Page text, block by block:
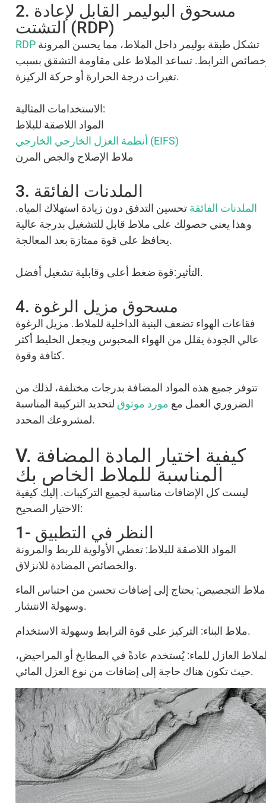
2. مسحوق البوليمر القابل لإعادة
التشتت (RDP)
RDP
الترابط. تساعد الملاط على مقاومة التشقق بسبب
تغيرات درجة الحرارة أو حركة الركيزة.
الاستخدامات المثالية:
المواد اللاصقة للبلاط
أنظمة العزل الخارجي الخارجي (EIFS)
ملاط الإصلاح والجص المرن
3. الملدنات الفائقة
الملدنات الفائقة تحسين التدفق دون زيادة استهلاك المياه.
وهذا يعني حصولك على ملاط قابل للتشغيل بدرجة عالية
يحافظ على قوة ممتازة بعد المعالجة.
التأثير:قوة ضغط أعلى وقابلية تشغيل أفضل.
4. مسحوق مزيل الرغوة
فقاعات الهواء تضعف البنية الداخلية للملاط. مزيل الرغوة
عالي الجودة يقلل من الهواء المحبوس ويجعل الخليط أكثر
كثافة وقوة.
تتوفر جميع هذه المواد المضافة بدرجات مختلفة، لذلك من
الضروري العمل مع مورد موثوق لتحديد التركيبة المناسبة
لمشروعك المحدد.
V. كيفية اختيار المادة المضافة
المناسبة للملاط الخاص بك
ليست كل الإضافات مناسبة لجميع التركيبات. إليك كيفية
الاختيار الصحيح:
1- النظر في التطبيق
المواد اللاصقة للبلاط: تعطي الأولوية للربط والمرونة
والخصائص المضادة للانزلاق.
ملاط التجصيص: يحتاج إلى إضافات تحسن من احتباس الماء
وسهولة الانتشار.
ملاط البناء: التركيز على قوة الترابط وسهولة الاستخدام.
العازل للماء: يُستخدم عادةً في المطابخ أو المراحيض،
حيث تكون هناك حاجة إلى إضافات من نوع العزل المائي.